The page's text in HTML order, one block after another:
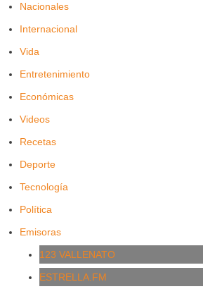
Nacionales
Internacional
Vida
Entretenimiento
Económicas
Videos
Recetas
Deporte
Tecnología
Política
Emisoras
123 VALLENATO
ESTRELLA.FM